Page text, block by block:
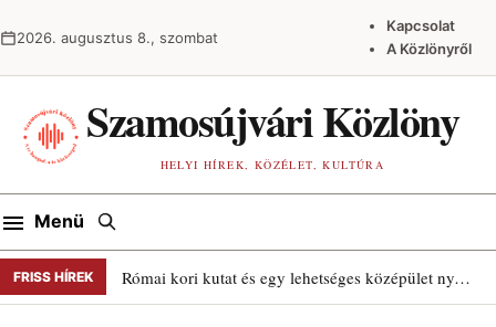
2026. augusztus 8., szombat
Kapcsolat
A Közlönyről
Szamosújvári Közlöny
HELYI HÍREK, KÖZÉLET, KULTÚRA
Menü Keresés
FRISS HÍREK Római kori kutat és egy lehetséges középület nyomait találták Szamosújváron